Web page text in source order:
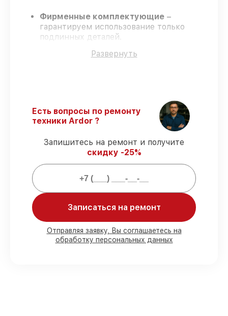
Фирменные комплектующие –
гарантируем использование только
подлинных деталей.
обучение и аттестация подтверждают
Гарантийное обслуживание
–
восстановление с полным гарантийным
Что гарантирует сервис при починке:
проводится с присутствием
клиента
90% деталейна складе или доступны
Оригинальные и качественные детали
– для любого бюджета
Развернуть
Есть вопросы по ремонту
техники Ardor ?
Запишитесь на ремонт и получите
скидку -25%
Записаться на ремонт
Отправляя заявку, Вы соглашаетесь на
обработку персональных данных